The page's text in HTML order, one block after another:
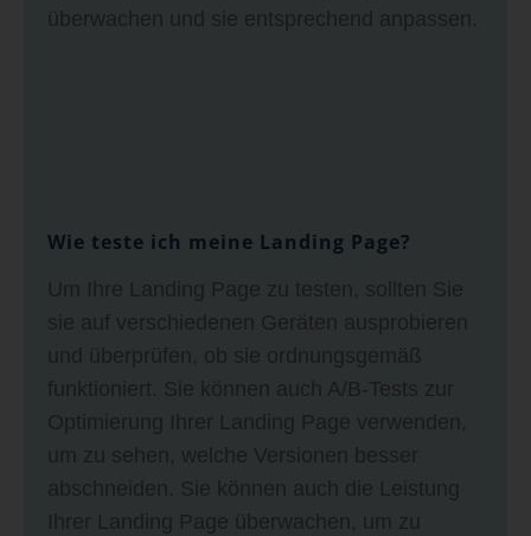
überwachen und sie entsprechend anpassen.
Wie teste ich meine Landing Page?
Um Ihre Landing Page zu testen, sollten Sie
sie auf verschiedenen Geräten ausprobieren
und überprüfen, ob sie ordnungsgemäß
funktioniert. Sie können auch A/B-Tests zur
Optimierung Ihrer Landing Page verwenden,
um zu sehen, welche Versionen besser
abschneiden. Sie können auch die Leistung
Ihrer Landing Page überwachen, um zu